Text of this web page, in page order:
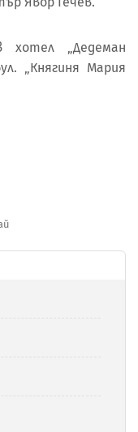
„Дедеман
„Княгиня Мария